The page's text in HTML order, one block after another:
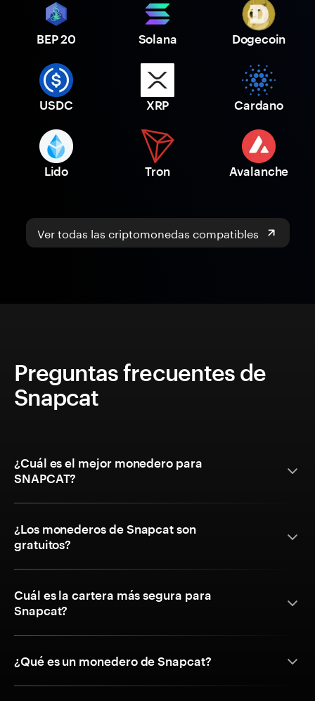
BEP 20 Solana Dogecoin
USDC XRP Cardano
Lido Tron Avalanche
Ver todas las criptomonedas compatibles
Preguntas frecuentes de
Snapcat
¿Cuál es el mejor monedero para
SNAPCAT?
¿Los monederos de Snapcat son
gratuitos?
Cuál es la cartera más segura para
Snapcat?
¿Qué es un monedero de Snapcat?